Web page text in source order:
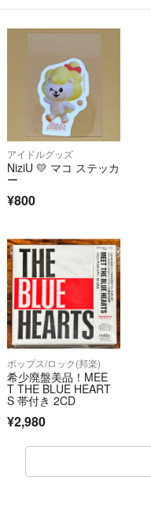
アイドルグッズ
NiziU 💛 マコ ステッカ
ー
¥800
ポップス/ロック(邦楽)
希少廃盤美品！MEE
T THE BLUE HEART
S 帯付き 2CD
¥2,980